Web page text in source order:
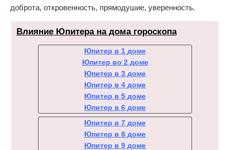
доброта, откровенность, прямодушие, уверенность.
Влияние Юпитера на дома гороскопа
Юпитер в 1 доме
Юпитер во 2 доме
Юпитер в 3 доме
Юпитер в 4 доме
Юпитер в 5 доме
Юпитер в 6 доме
Юпитер в 7 доме
Юпитер в 8 доме
Юпитер в 9 доме